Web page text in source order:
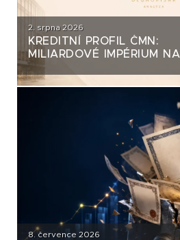
2. srpna 2026
KREDITNÍ PROFIL ČMN:
MILIARDOVÉ IMPÉRIUM NA
8. července 2026